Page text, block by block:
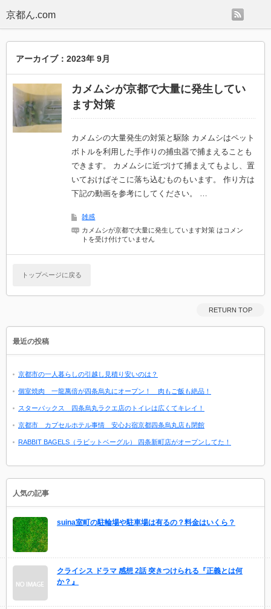
京都ん.com
アーカイブ：2023年 9月
カメムシが京都で大量に発生してい
ます対策
カメムシの大量発生の対策と駆除 カメムシはペット
ボトルを利用した手作りの捕虫器で捕まえることも
できます。 カメムシに近づけて捕まえてもよし、置
いておけばそこに落ち込むものもいます。 作り方は
下記の動画を参考にしてください。 …
雑感
カメムシが京都で大量に発生しています対策 は コメン
トを受け付けていません
トップページに戻る
RETURN TOP
最近の投稿
京都市の一人暮らしの引越し見積り安いのは？
個室焼肉 一龍萬倍が四条烏丸にオープン！ 肉もご飯も絶品！
スターバックス 四条烏丸ラクエ店のトイレは広くてキレイ！
京都市 カプセルホテル事情 安心お宿京都四条烏丸店も閉館
RABBIT BAGELS（ラビットベーグル） 四条新町店がオープンしてた！
人気の記事
suina室町の駐輪場や駐車場は有るの？料金はいくら？
クライシス ドラマ 感想 2話 突きつけられる『正義とは何
か？』